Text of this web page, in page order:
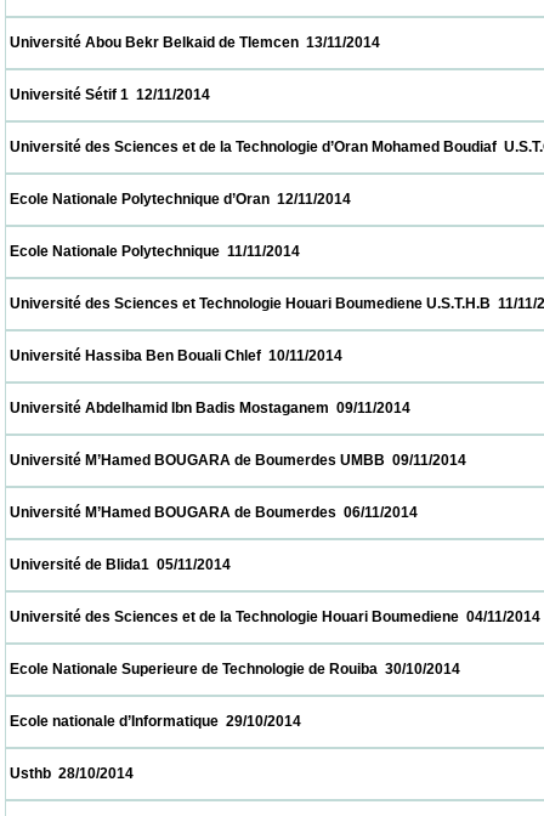
Université Abou Bekr Belkaid de Tlemcen  13/11/2014
Université Sétif 1  12/11/2014
Université des Sciences et de la Technologie d’Oran Mohamed
Ecole Nationale Polytechnique d’Oran  12/11/2014
Ecole Nationale Polytechnique  11/11/2014
Université des Sciences et Technologie Houari Boumediene
Université Hassiba Ben Bouali Chlef  10/11/2014
Université Abdelhamid Ibn Badis Mostaganem  09/11/2014
Université M’Hamed BOUGARA de Boumerdes UMBB  09/11/
Université M’Hamed BOUGARA de Boumerdes  06/11/2014
Université de Blida1  05/11/2014
Université des Sciences et de la Technologie Houari
Ecole Nationale Superieure de Technologie de Rouiba  30/10/
Ecole nationale d’Informatique  29/10/2014
Usthb  28/10/2014